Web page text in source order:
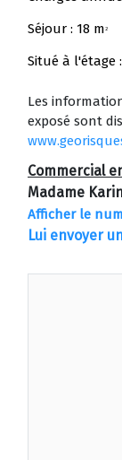
Séjour : 18 m2
Situé à l'étage
Les
exposé sont
Commercial
Madame
Afficher le
Lui envoyer